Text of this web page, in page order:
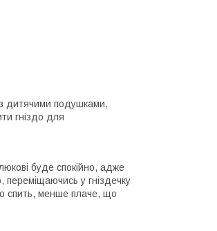
дитячими подушками,
гніздо для
буде спокійно, адже
переміщаючись у гніздечку
спить, менше плаче, що